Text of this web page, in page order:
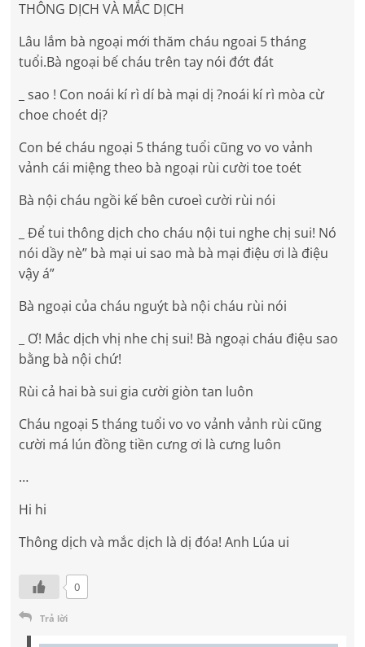
THÔNG DỊCH VÀ MẮC DỊCH
Lâu lắm bà ngoại mới thăm cháu ngoai 5 tháng
tuổi.Bà ngoại bế cháu trên tay nói đớt đát
_ sao ! Con noái kí rì dí bà mại dị ?noái kí rì mòa cừ
choe choét dị?
Con bé cháu ngoại 5 tháng tuổi cũng vo vo vảnh
vảnh cái miệng theo bà ngoại rùi cười toe toét
Bà nội cháu ngồi kế bên cưoeì cười rùi nói
_ Để tui thông dịch cho cháu nội tui nghe chị sui! Nó
nói dầy nè” bà mại ui sao mà bà mại điệu ơi là điệu
vậy á”
Bà ngoại của cháu nguýt bà nội cháu rùi nói
_ Ơ! Mắc dịch vhị nhe chị sui! Bà ngoại cháu điệu sao
bằng bà nội chứ!
Rùi cả hai bà sui gia cười giòn tan luôn
Cháu ngoại 5 tháng tuổi vo vo vảnh vảnh rùi cũng
cười má lún đồng tiền cưng ơi là cưng luôn
…
Hi hi
Thông dịch và mắc dịch là dị đóa! Anh Lúa ui
0
Trả lời